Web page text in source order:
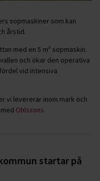
sopmaskiner som kan
årstid.
med en 5 m³ sopmaskin.
och ökar den operativa
vid intensiva
vi levererar inom mark och
Ohlssons
startar på